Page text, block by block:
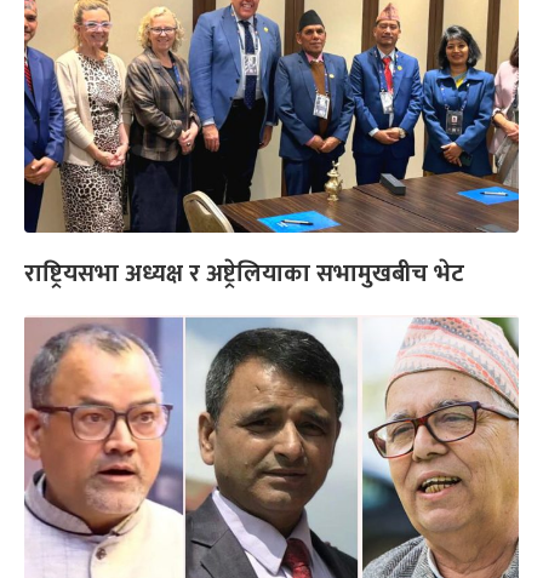
राष्ट्रियसभा अध्यक्ष र अष्ट्रेलियाका सभामुखबीच भेट